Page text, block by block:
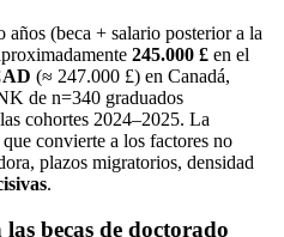
(beca + salario posterior a la
245.000 £ en el
(≈ 247.000 £) en Canadá,
de n=340 graduados
cohortes 2024–2025. La
convierte a los factores no
plazos migratorios, densidad
.
becas de doctorado